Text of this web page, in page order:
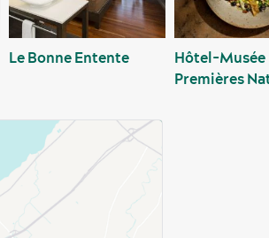
Le Bonne Entente
Hôtel-Musée
Premières